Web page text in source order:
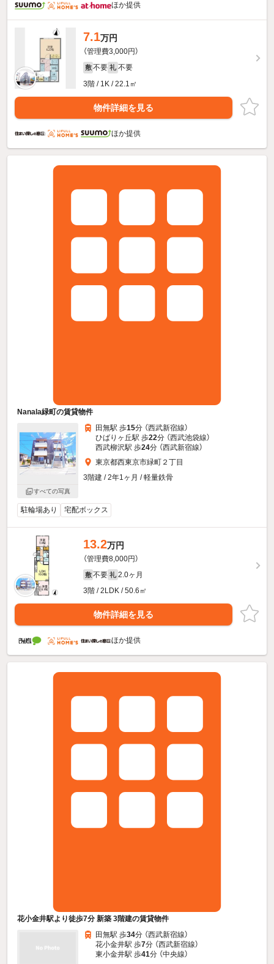
ほか提供
7.1万円
（管理費3,000円）
敷 不要 礼 不要
3階 / 1K / 22.1㎡
物件詳細を見る
ほか提供
Nanala緑町の賃貸物件
すべての写真
田無駅 歩15分 （西武新宿線）
ひばりヶ丘駅 歩22分 （西武池袋線）
西武柳沢駅 歩24分 （西武新宿線）
東京都西東京市緑町２丁目
3階建 / 2年1ヶ月 / 軽量鉄骨
駐輪場あり 宅配ボックス
13.2万円
（管理費8,000円）
敷 不要 礼 2.0ヶ月
3階 / 2LDK / 50.6㎡
物件詳細を見る
ほか提供
花小金井駅より徒歩7分 新築 3階建の賃貸物件
田無駅 歩34分 （西武新宿線）
花小金井駅 歩7分 （西武新宿線）
東小金井駅 歩41分 （中央線）